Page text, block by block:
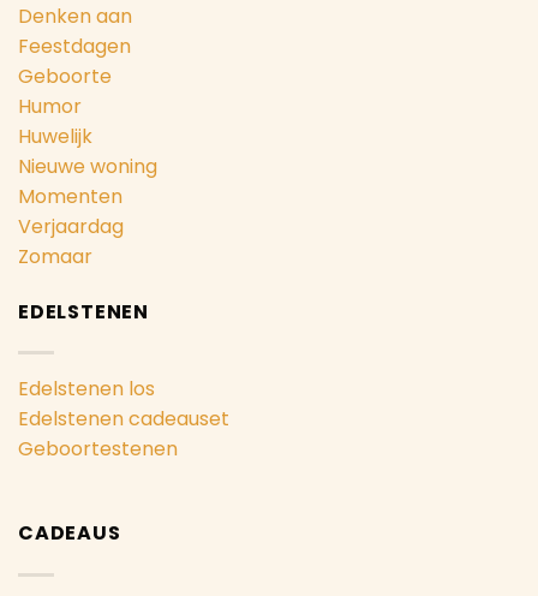
Denken aan
Feestdagen
Geboorte
Humor
Huwelijk
Nieuwe woning
Momenten
Verjaardag
Zomaar
EDELSTENEN
Edelstenen los
Edelstenen cadeauset
Geboortestenen
CADEAUS